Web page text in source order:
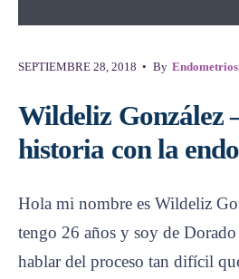
SEPTIEMBRE 28, 2018 • By
Wildeliz González
historia con la
Hola mi nombre es Wildeliz
tengo 26 años y soy de
hablar del proceso tan difícil